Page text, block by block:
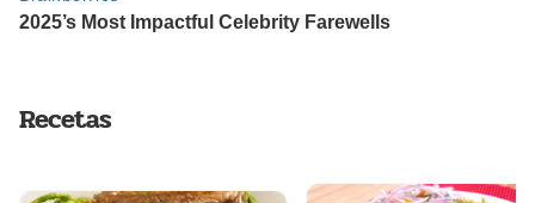
Recetas